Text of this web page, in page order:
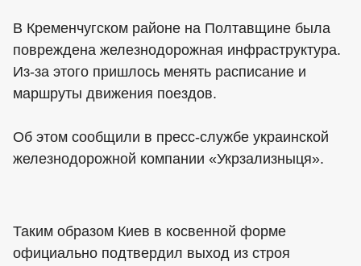
В Кременчугском районе на Полтавщине была
повреждена железнодорожная инфраструктура.
Из-за этого пришлось менять расписание и
маршруты движения поездов.
Об этом сообщили в пресс-службе украинской
железнодорожной компании «Укрзализныця».
Таким образом Киев в косвенной форме
официально подтвердил выход из строя